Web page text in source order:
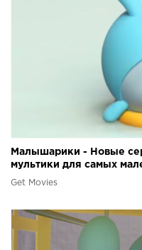
Малышарики - Новые
мультики для самых
Get Movies